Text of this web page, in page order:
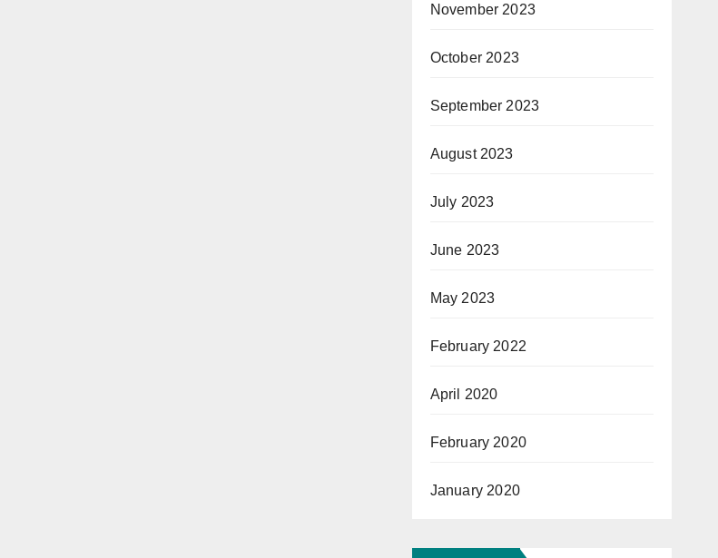
November 2023
October 2023
September 2023
August 2023
July 2023
June 2023
May 2023
February 2022
April 2020
February 2020
January 2020